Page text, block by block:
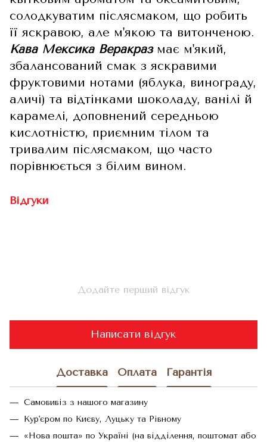
солодкуватим післясмаком, що робить
її яскравою, але м'якою та витонченою.
Кава Мексика Веракразмає м'який,
збалансований смак з яскравими
фруктовими нотами (яблука, винограду,
аличі) та відтінками шоколаду, ванілі й
карамелі, доповнений середньою
кислотністю, приємним тілом та
тривалим післясмаком, що часто
порівнюється з білим вином.
Відгуки
Додайте перший відгук
Написати відгук
Доставка Оплата Гарантія
Самовивіз з нашого магазину
Кур'єром по Києву, Луцьку та Рівному
«Нова пошта» по Україні (на відділення, поштомат або